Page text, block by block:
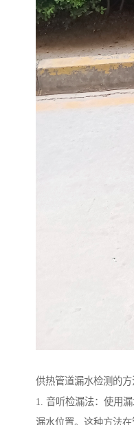
供热管道漏水检测的方
1. 音听检漏法：使用
漏水位置。这种方法